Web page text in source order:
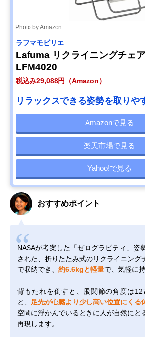
Photo by Amazon
ラフマモビリエ
Lafuma リクライニングチェ
LFM4020
税込み29,088円（Amazon）
リラックスできる姿勢を取りや
Amazonで見る
楽天市場で見る
Yahoo!で見る
おすすめポイント
NASAが考案した「ゼログラビティ」姿
された、折りたたみ式のリクライニング
で収納でき、 約6.6kgと軽量で、気軽に
背もたれを倒すと、股関節の角度は
と、
足先が心臓より少し高い位置にくる
空間に浮かんでいるときに人が自然にと
再現します。